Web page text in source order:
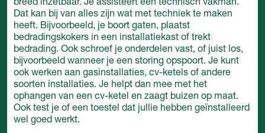
breed inzetbaar. Je assisteert een technisch vakman.
Dat kan bij van alles zijn wat met techniek te maken
heeft. Bijvoorbeeld, je boort gaten, plaatst
bedradingskokers in een installatiekast of trekt
bedrading. Ook schroef je onderdelen vast, of juist los,
bijvoorbeeld wanneer je een storing opspoort. Je kunt
ook werken aan gasinstallaties, cv-ketels of andere
soorten installaties. Je helpt dan mee met het
ophangen van een cv-ketel en zaagt buizen op maat.
Ook test je of een toestel dat jullie hebben geïnstalleerd
wel goed werkt.